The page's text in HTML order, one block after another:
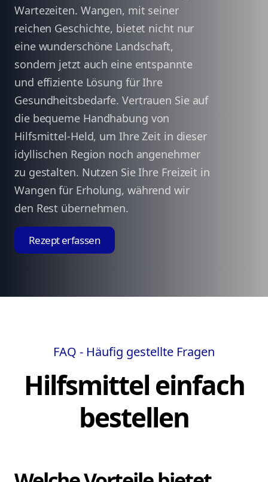
Wartezeiten. Wangen, mit seiner
reichen Geschichte, bietet nicht nur
eine wunderschöne Landschaft,
sondern jetzt auch eine entspannte
und effiziente Lösung für Ihre
Gesundheitsbedarfe. Vertrauen Sie auf
die bequeme Handhabung von
Hilfsmittel-Held, um Ihre Zeit in dieser
idyllischen Region noch angenehmer
zu gestalten. Nutzen Sie Ihre Freizeit in
Wangen für Erholung, während wir
den Rest übernehmen.
Rezept erfassen
FAQ - Häufig gestellte Fragen
Hilfsmittel einfach
bestellen